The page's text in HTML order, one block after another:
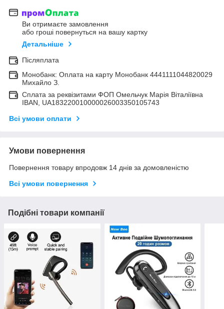
Ви отримаєте замовлення
або гроші повернуться на вашу картку
Детальніше
Післяплата
Монобанк: Оплата на карту Монобанк 4441111044820029
Михайло З.
Сплата за реквізитами ФОП Омельчук Марія Віталіївна
IBAN, UA183220010000026003350105743
Всі умови оплати
Умови повернення
Повернення товару впродовж 14 днів за домовленістю
Всі умови повернення
Подібні товари компанії